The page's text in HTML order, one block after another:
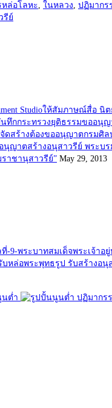
หล่อโลหะ, ในหลวง, ปฏิมากร
รีย์
Studioให้สัมภาษณ์สื่อ นิต
สร้างต้องขออนุญาตกรมศิล
ญาตสร้างอนุสาวรีย์ พระบ
าชานุสาวรีย์” May 29, 2013